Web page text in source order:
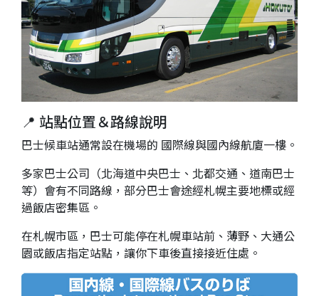
📍 站點位置＆路線說明
巴士候車站通常設在機場的 國際線與國內線航廈一樓。
多家巴士公司（北海道中央巴士、北都交通、道南巴士
等）會有不同路線，部分巴士會途經札幌主要地標或經
過飯店密集區。
在札幌市區，巴士可能停在札幌車站前、薄野、大通公
園或飯店指定站點，讓你下車後直接接近住處。